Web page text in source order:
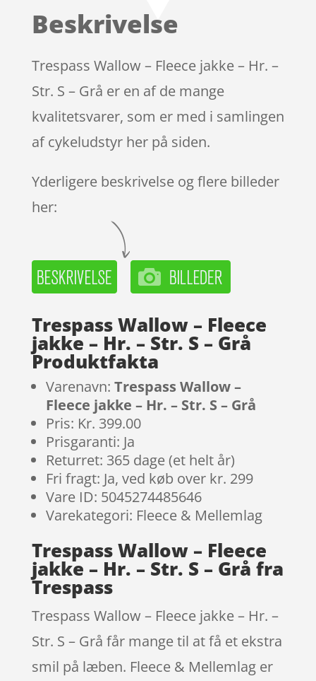
Beskrivelse
Trespass Wallow – Fleece jakke – Hr. –
Str. S – Grå er en af de mange
kvalitetsvarer, som er med i samlingen
af cykeludstyr her på siden.
Yderligere beskrivelse og flere billeder
her:
Trespass Wallow – Fleece
jakke – Hr. – Str. S – Grå
Produktfakta
Varenavn: Trespass Wallow –
Fleece jakke – Hr. – Str. S – Grå
Pris: Kr. 399.00
Prisgaranti: Ja
Returret: 365 dage (et helt år)
Fri fragt: Ja, ved køb over kr. 299
Vare ID: 5045274485646
Varekategori: Fleece & Mellemlag
Trespass Wallow – Fleece
jakke – Hr. – Str. S – Grå fra
Trespass
Trespass Wallow – Fleece jakke – Hr. –
Str. S – Grå får mange til at få et ekstra
smil på læben. Fleece & Mellemlag er